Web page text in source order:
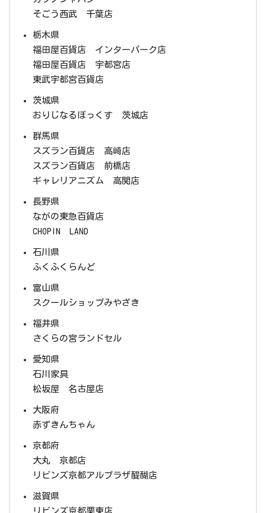
そごう西武 千葉店
栃木県
福田屋百貨店 インターパーク店
福田屋百貨店 宇都宮店
東武宇都宮百貨店
茨城県
おりじなるぼっくす 茨城店
群馬県
スズラン百貨店 高崎店
スズラン百貨店 前橋店
ギャレリアニズム 高関店
長野県
ながの東急百貨店
CHOPIN LAND
石川県
ふくふくらんど
富山県
スクールショップみやざき
福井県
さくらの宮ランドセル
愛知県
石川家具
松坂屋 名古屋店
大阪府
赤ずきんちゃん
京都府
大丸 京都店
リビンズ京都アルプラザ醍醐店
滋賀県
リビンズ京都栗東店